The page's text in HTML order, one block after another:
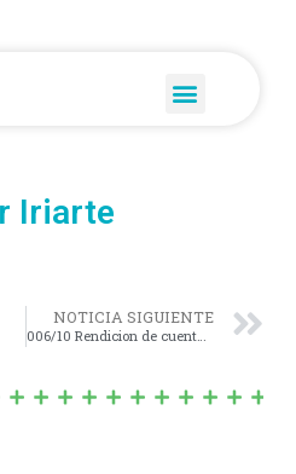
Iriarte
NOTICIA SIGUIENTE
006/10 Rendicion de cuentas 2009